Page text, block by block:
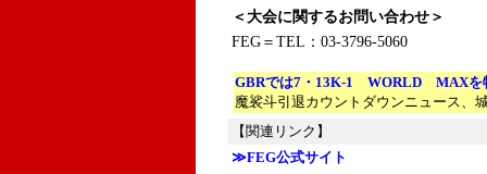
＜大会に関するお問い合わせ＞
FEG＝TEL：03-3796-5060
GBRでは7・13K-1 WORLD MAXを
魔裟斗引退カウントダウンニュース、
【関連リンク】
≫FEG公式サイト